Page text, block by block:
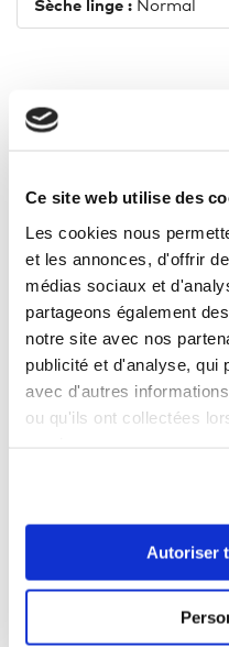
Ce site web utilise des
Les cookies nous
et les annonces, d'offrir
médias sociaux et
partageons également
notre site avec nos
publicité et d'analyse, qui
avec d'autres
ou qu'ils ont collectées
Autoriser
Sèche linge : Normal
5 AUTRES